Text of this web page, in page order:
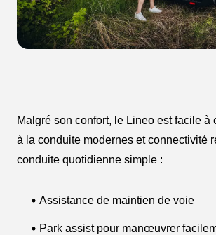
Malgré son confort, le Lineo est facile à
à la conduite modernes et connectivité
conduite quotidienne simple :
Assistance de maintien de voie
Park assist pour manœuvrer